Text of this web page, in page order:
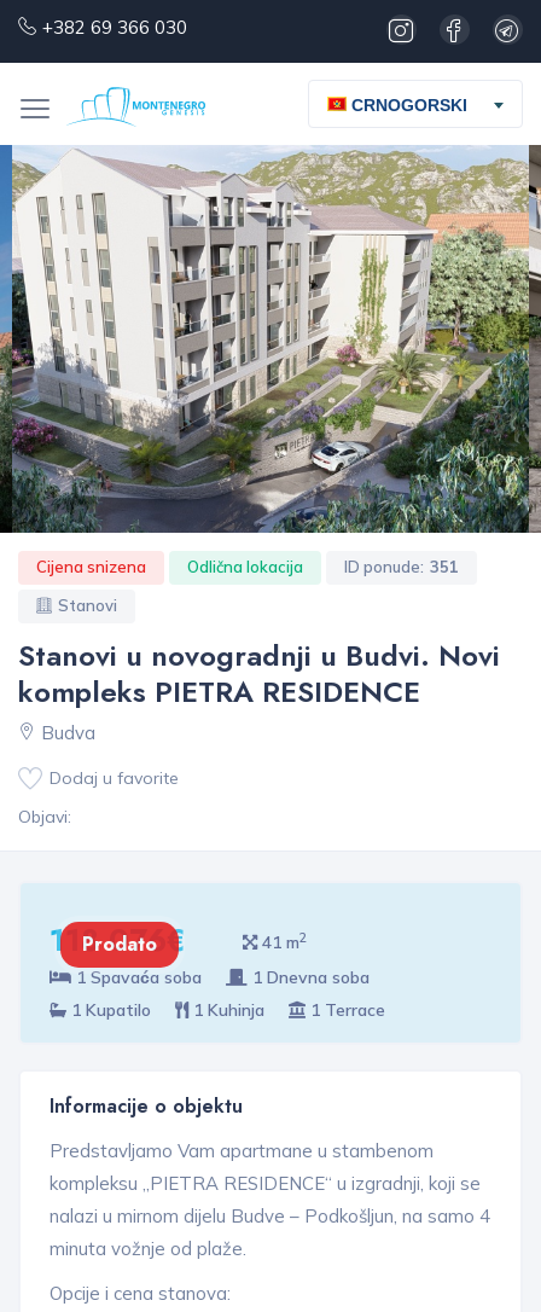
+382 69 366 030
CRNOGORSKI
Cijena snizena Odlična lokacija ID ponude: 351
Stanovi
Stanovi u novogradnji u Budvi. Novi
kompleks PIETRA RESIDENCE
Budva
Dodaj u favorite
Objavi:
118 076€
Prodato 41 m2
1 Spavaća soba
1 Dnevna soba
1 Kupatilo
1 Kuhinja 1 Terrace
Informacije o objektu
Predstavljamo Vam apartmane u stambenom
kompleksu „PIETRA RESIDENCE“ u izgradnji, koji se
nalazi u mirnom dijelu Budve – Podkošljun, na samo 4
minuta vožnje od plaže.
Opcije i cena stanova: